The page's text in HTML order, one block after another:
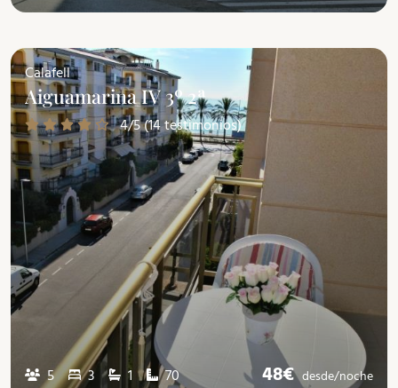
Calafell
Aiguamarina IV 3º 2ª
4/5 (14 testimonios)
5 3 1 70 48€desde/noche